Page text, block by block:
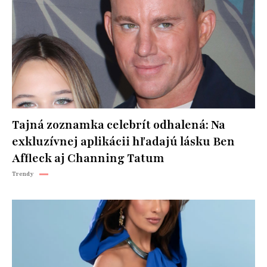
Tajná zoznamka celebrít odhalená: Na
exkluzívnej aplikácii hľadajú lásku Ben
Affleck aj Channing Tatum
Trendy